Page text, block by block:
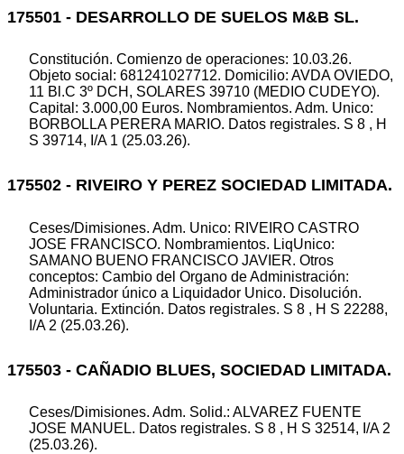
175501 - DESARROLLO DE SUELOS M&B SL.
Constitución. Comienzo de operaciones: 10.03.26.
Objeto social: 681241027712. Domicilio: AVDA OVIEDO,
11 Bl.C 3º DCH, SOLARES 39710 (MEDIO CUDEYO).
Capital: 3.000,00 Euros. Nombramientos. Adm. Unico:
BORBOLLA PERERA MARIO. Datos registrales. S 8 , H
S 39714, I/A 1 (25.03.26).
175502 - RIVEIRO Y PEREZ SOCIEDAD LIMITADA.
Ceses/Dimisiones. Adm. Unico: RIVEIRO CASTRO
JOSE FRANCISCO. Nombramientos. LiqUnico:
SAMANO BUENO FRANCISCO JAVIER. Otros
conceptos: Cambio del Organo de Administración:
Administrador único a Liquidador Unico. Disolución.
Voluntaria. Extinción. Datos registrales. S 8 , H S 22288,
I/A 2 (25.03.26).
175503 - CAÑADIO BLUES, SOCIEDAD LIMITADA.
Ceses/Dimisiones. Adm. Solid.: ALVAREZ FUENTE
JOSE MANUEL. Datos registrales. S 8 , H S 32514, I/A 2
(25.03.26).